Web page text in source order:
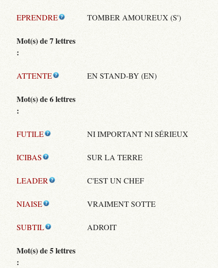
EPRENDRE TOMBER AMOUREUX (S')
Mot(s) de 7 lettres
:
ATTENTE EN STAND-BY (EN)
Mot(s) de 6 lettres
:
FUTILE NI IMPORTANT NI SÉRIEUX
ICIBAS SUR LA TERRE
LEADER C'EST UN CHEF
NIAISE VRAIMENT SOTTE
SUBTIL ADROIT
Mot(s) de 5 lettres
: